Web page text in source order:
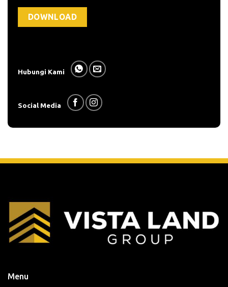
Hubungi Kami
Social Media
Menu